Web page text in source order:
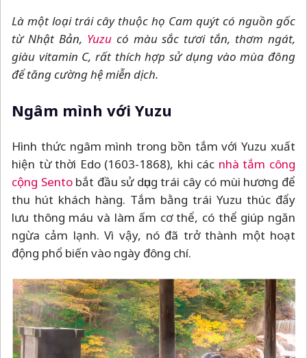
Là một loại trái cây thuộc họ Cam quýt có nguồn gốc
từ Nhật Bản, Yuzucó màu sắc tươi tắn, thơm ngát,
giàu vitamin C, rất thích hợp sử dụng vào mùa đông
để tăng cường hệ miễn dịch.
Ngâm mình với Yuzu
Hình thức ngâm mình trong bồn tắm với Yuzu xuất
hiện từ thời Edo (1603-1868), khi các nhà tắm công
cộng Sentobắt đầu sử dụng trái cây có mùi hương để
thu hút khách hàng. Tắm bằng trái Yuzu thúc đẩy
lưu thông máu và làm ấm cơ thể, có thể giúp ngăn
ngừa cảm lạnh. Vì vậy, nó đã trở thành một hoạt
động phổ biến vào ngày đông chí.